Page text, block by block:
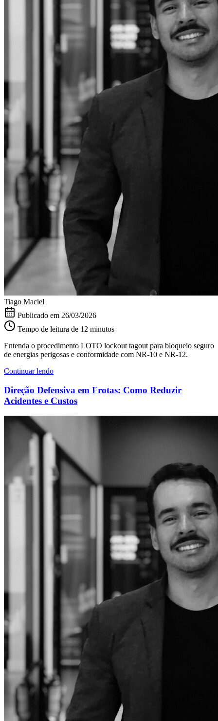
Tiago Maciel
Publicado em 26/03/2026
Tempo de leitura de 12 minutos
Entenda o procedimento LOTO lockout tagout para bloqueio seguro
de energias perigosas e conformidade com NR-10 e NR-12.
Continuar lendo
Direção Defensiva em Frotas: Como Reduzir
Acidentes e Custos